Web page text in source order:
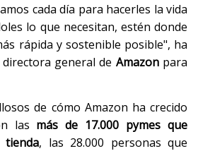
cada día para hacerles la vida
lo que necesitan, estén donde
rápida y sostenible posible", ha
general de Amazonpara
de cómo Amazon ha crecido
las más de 17.000 pymes que
tienda, las 28.000 personas que